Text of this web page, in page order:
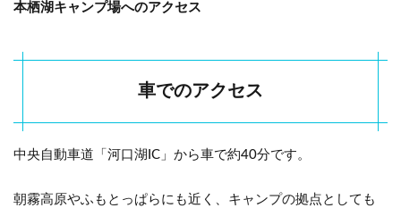
本栖湖キャンプ場へのアクセス
車でのアクセス
中央自動車道「河口湖IC」から車で約40分です。
朝霧高原やふもとっぱらにも近く、キャンプの拠点としても